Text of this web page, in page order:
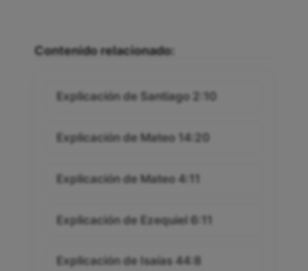
Contenido relacionado:
Explicación de Santiago 2:10
Explicación de Mateo 14:20
Explicación de Mateo 4:11
Explicación de Ezequiel 6:11
Explicación de Isaías 44:8